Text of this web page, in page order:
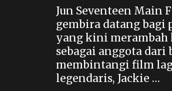
Jun Seventeen Main
gembira datang bagi
yang kini merambah
sebagai anggota
membintangi film
legendaris, Jackie …